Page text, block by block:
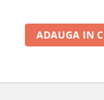
ADAUGA IN